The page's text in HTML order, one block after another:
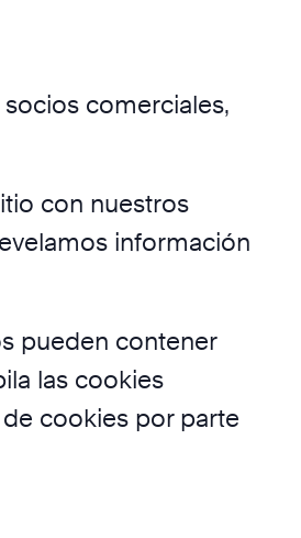
comerciales,
con nuestros
información
pueden contener
las cookies
cookies por parte